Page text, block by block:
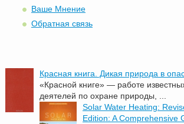
Ваше Мнение
Обратная связь
Красная книга. Дикая природа в
«Красной книге» — работе
деятелей по охране природы, ...
Solar Water Heating:
Edition: A Comprehensive